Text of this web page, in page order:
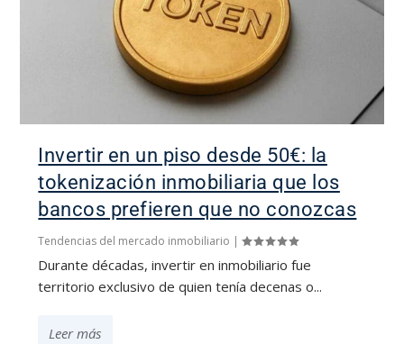
Invertir en un piso desde 50€: la
tokenización inmobiliaria que los
bancos prefieren que no conozcas
Tendencias del mercado inmobiliario |
Durante décadas, invertir en inmobiliario fue
territorio exclusivo de quien tenía decenas o...
Leer más